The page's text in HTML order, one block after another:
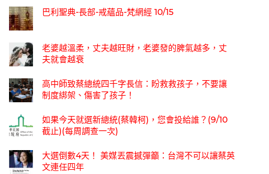
巴利聖典-長部-戒蘊品-梵網經 10/15
老婆越溫柔，丈夫越旺財，老婆發的脾氣越多，丈
夫就會越衰
高中師致蔡總統四千字長信：盼救救孩子，不要讓
制度綁架、傷害了孩子！
如果今天就選新總統(蔡韓柯)，您會投給誰？(9/10
截止)(每周調查一次)
大選倒數4天！ 美媒丟震撼彈籲：台灣不可以讓蔡英
文連任四年